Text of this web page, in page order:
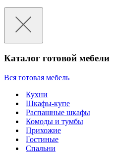
Каталог готовой мебели
Вся готовая мебель
Кухни
Шкафы-купе
Распашные шкафы
Комоды и тумбы
Прихожие
Гостиные
Спальни